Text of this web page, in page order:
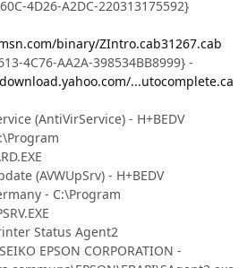
4D26-A2DC-220313175592}
binary/ZIntro.cab31267.cab
4C76-AA2A-398534BB8999} -
...utocomplete.ca
(AntiVirService) - H+BEDV
(AVWUpSrv) - H+BEDV
- C:\Program
Status Agent2
EPSON CORPORATION -